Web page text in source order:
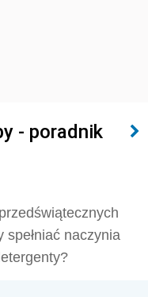
- poradnik
naczynia